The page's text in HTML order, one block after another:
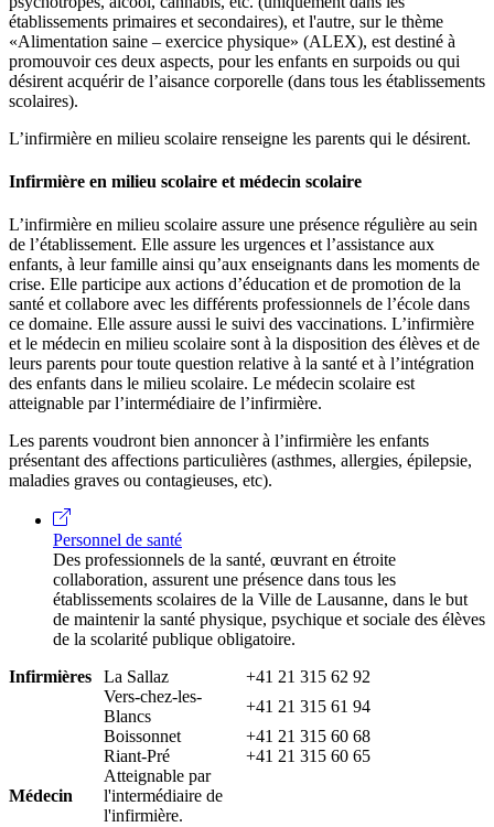
établissements primaires et secondaires), et l'autre, sur le thème
«Alimentation saine – exercice physique» (ALEX), est destiné à
promouvoir ces deux aspects, pour les enfants en surpoids ou qui
désirent acquérir de l’aisance corporelle (dans tous les établissements
scolaires).
L’infirmière en milieu scolaire renseigne les parents qui le désirent.
Infirmière en milieu scolaire et médecin scolaire
L’infirmière en milieu scolaire assure une présence régulière au sein
de l’établissement. Elle assure les urgences et l’assistance aux
enfants, à leur famille ainsi qu’aux enseignants dans les moments de
crise. Elle participe aux actions d’éducation et de promotion de la
santé et collabore avec les différents professionnels de l’école dans
ce domaine. Elle assure aussi le suivi des vaccinations. L’infirmière
et le médecin en milieu scolaire sont à la disposition des élèves et de
leurs parents pour toute question relative à la santé et à l’intégration
des enfants dans le milieu scolaire. Le médecin scolaire est
atteignable par l’intermédiaire de l’infirmière.
Les parents voudront bien annoncer à l’infirmière les enfants
présentant des affections particulières (asthmes, allergies, épilepsie,
maladies graves ou contagieuses, etc).
Personnel de santé
Des professionnels de la santé, œuvrant en étroite
collaboration, assurent une présence dans tous les
établissements scolaires de la Ville de Lausanne, dans le but
de maintenir la santé physique, psychique et sociale des élèves
de la scolarité publique obligatoire.
Infirmières
La Sallaz
+41 21 315 62 92
Vers-chez-les-
Blancs
+41 21 315 61 94
Boissonnet
+41 21 315 60 68
Riant-Pré
+41 21 315 60 65
Médecin
Atteignable par
l'intermédiaire de
l'infirmière.